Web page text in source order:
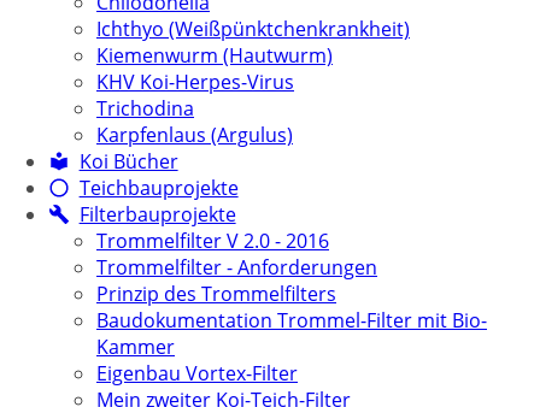
Ichthyo (Weißpünktchenkrankheit)
Kiemenwurm (Hautwurm)
KHV Koi-Herpes-Virus
Trichodina
Karpfenlaus (Argulus)
Koi Bücher
Teichbauprojekte
Filterbauprojekte
Trommelfilter V 2.0 - 2016
Trommelfilter - Anforderungen
Prinzip des Trommelfilters
Baudokumentation Trommel-Filter mit Bio-
Kammer
Eigenbau Vortex-Filter
Mein zweiter Koi-Teich-Filter